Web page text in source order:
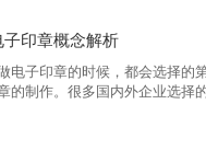
印章概念解析
电子印章的时候，都会选择的
的制作。很多国内外企业选择
加快捷、安全的制作电子印章。